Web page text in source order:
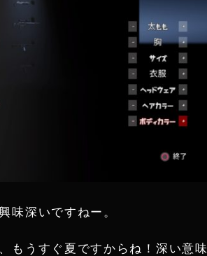
味深いですねー。
もうすぐ夏ですからね！深い意味